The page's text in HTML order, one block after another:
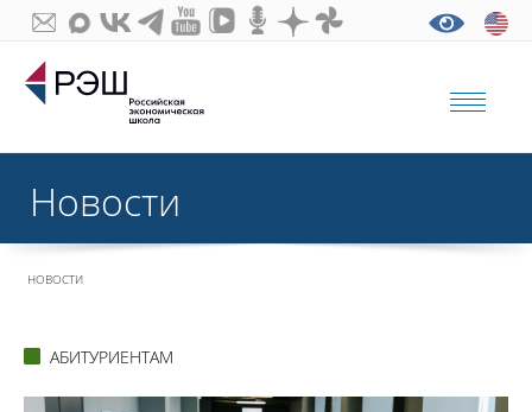
Новости
НОВОСТИ
АБИТУРИЕНТАМ